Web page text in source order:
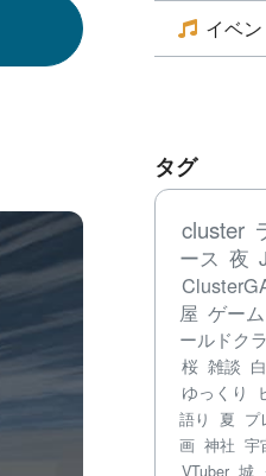
イベン
タグ
cluster
ース 夜
屋 ゲーム
ールドク
桜 雑談 白
ゆっくり
語り
夏 プ
画 神社 宇
VTuber 城